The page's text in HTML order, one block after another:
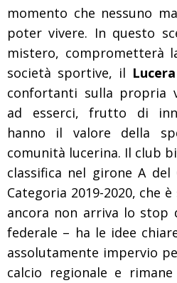
momento che nessuno
poter vivere. In questo
mistero, comprometterà
società sportive, il
confortanti sulla propria
ad esserci, frutto di
hanno il valore della
comunità lucerina. Il club
classifica nel girone A
Categoria 2019-2020, che
ancora non arriva lo stop
federale – ha le idee
assolutamente impervio
calcio regionale e